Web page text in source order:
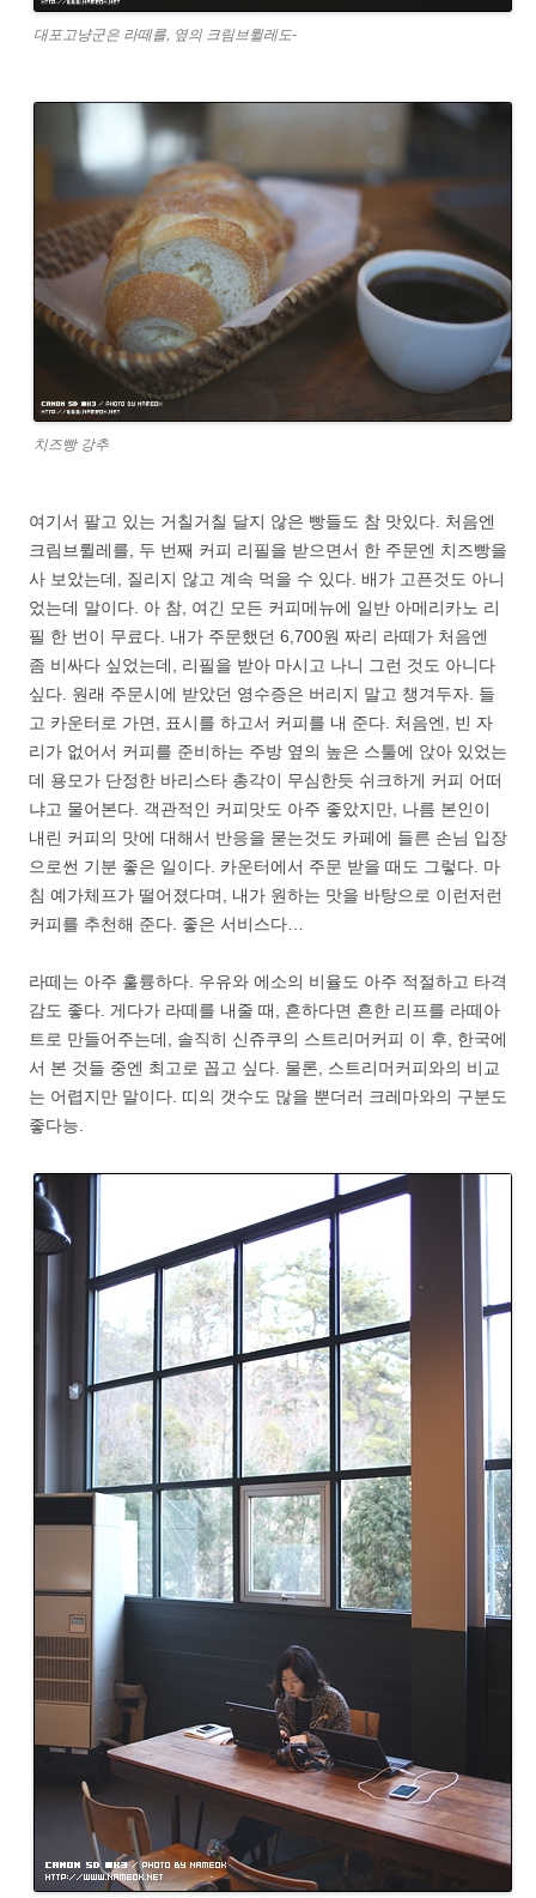
대포고냥군은 라떼를, 옆의 크림브륄레도-
치즈빵 강추
여기서 팔고 있는 거칠거칠 달지 않은 빵들도 참 맛있다. 처음엔
크림브륄레를, 두 번째 커피 리필을 받으면서 한 주문엔 치즈빵을
사 보았는데, 질리지 않고 계속 먹을 수 있다. 배가 고픈것도 아니
었는데 말이다. 아 참, 여긴 모든 커피메뉴에 일반 아메리카노 리
필 한 번이 무료다. 내가 주문했던 6,700원 짜리 라떼가 처음엔
좀 비싸다 싶었는데, 리필을 받아 마시고 나니 그런 것도 아니다
싶다. 원래 주문시에 받았던 영수증은 버리지 말고 챙겨두자. 들
고 카운터로 가면, 표시를 하고서 커피를 내 준다. 처음엔, 빈 자
리가 없어서 커피를 준비하는 주방 옆의 높은 스툴에 앉아 있었는
데 용모가 단정한 바리스타 총각이 무심한듯 쉬크하게 커피 어떠
냐고 물어본다. 객관적인 커피맛도 아주 좋았지만, 나름 본인이
내린 커피의 맛에 대해서 반응을 묻는것도 카페에 들른 손님 입장
으로썬 기분 좋은 일이다. 카운터에서 주문 받을 때도 그렇다. 마
침 예가체프가 떨어졌다며, 내가 원하는 맛을 바탕으로 이런저런
커피를 추천해 준다. 좋은 서비스다…
라떼는 아주 훌륭하다. 우유와 에소의 비율도 아주 적절하고 타격
감도 좋다. 게다가 라떼를 내줄 때, 흔하다면 흔한 리프를 라떼아
트로 만들어주는데, 솔직히 신쥬쿠의 스트리머커피 이 후, 한국에
서 본 것들 중엔 최고로 꼽고 싶다. 물론, 스트리머커피와의 비교
는 어렵지만 말이다. 띠의 갯수도 많을 뿐더러 크레마와의 구분도
좋다능.